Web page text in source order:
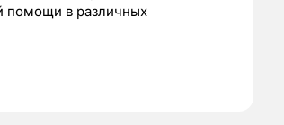
помощи в различных